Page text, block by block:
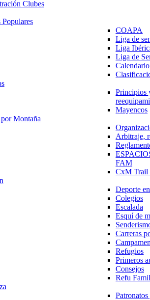
Clubes
Populares
COAPA
Liga de
Liga
Liga de
Calendario
Principios
Mayencos
Montaña
Arbitraje,
FAM
CxM
Deporte
Colegios
Escalada
Esquí de
Carreras
Refugios
Primeros
Consejos
Refu